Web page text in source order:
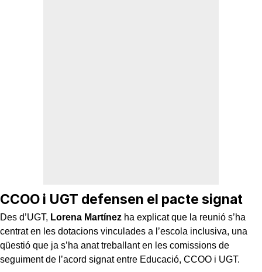
CCOO i UGT defensen el pacte signat
Des d’UGT, Lorena Martínez ha explicat que la reunió s’ha
centrat en les dotacions vinculades a l’escola inclusiva, una
qüestió que ja s’ha anat treballant en les comissions de
seguiment de l’acord signat entre Educació, CCOO i UGT.